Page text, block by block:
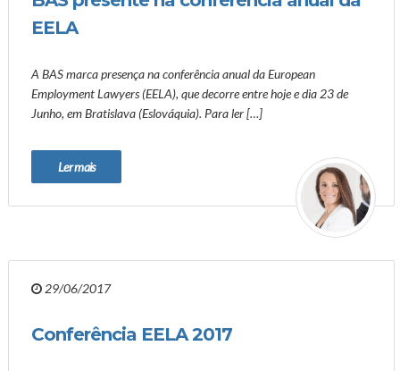
EELA
A BAS marca presença na conferência anual da European
Employment Lawyers (EELA), que decorre entre hoje e dia 23 de
Junho, em Bratislava (Eslováquia). Para ler […]
Ler mais
29/06/2017
Conferência EELA 2017